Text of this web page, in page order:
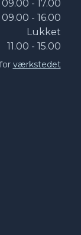
09.00 - 17.00
09.00 - 16.00
Lukket
11.00 - 15.00
værkstedet